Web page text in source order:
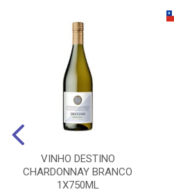
VINHO DESTINO
CHARDONNAY BRANCO
1X750ML